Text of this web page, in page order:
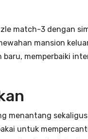
match-3 dengan
mansion
memperbaiki
menantang
untuk